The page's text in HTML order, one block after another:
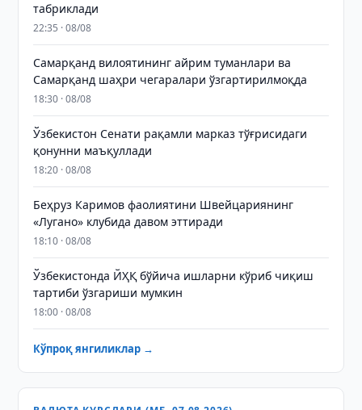
табриклади
22:35 · 08/08
Самарқанд вилоятининг айрим туманлари ва
Самарқанд шаҳри чегаралари ўзгартирилмоқда
18:30 · 08/08
Ўзбекистон Сенати рақамли марказ тўғрисидаги
қонунни маъқуллади
18:20 · 08/08
Беҳруз Каримов фаолиятини Швейцариянинг
«Лугано» клубида давом эттиради
18:10 · 08/08
Ўзбекистонда ЙҲҚ бўйича ишларни кўриб чиқиш
тартиби ўзгариши мумкин
18:00 · 08/08
Кўпроқ янгиликлар →